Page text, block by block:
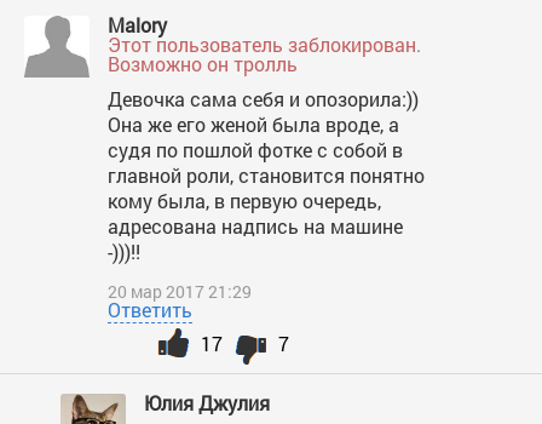
Malory
Этот пользователь заблокирован.
Возможно он тролль
Девочка сама себя и опозорила:))
Она же его женой была вроде, а
судя по пошлой фотке с собой в
главной роли, становится понятно
кому была, в первую очередь,
адресована надпись на машине
-)))!!
20 мар 2017 21:29
Ответить
7
17
Юлия Джулия